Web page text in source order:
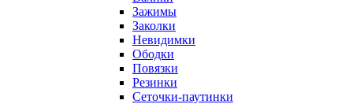
Зажимы
Заколки
Невидимки
Ободки
Повязки
Резинки
Сеточки-паутинки